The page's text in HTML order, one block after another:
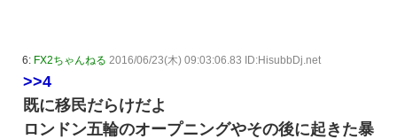
6: FX2ちゃんねる 2016/06/23(木) 09:03:06.83 ID:HisubbDj.net
>>4
既に移民だらけだよ
ロンドン五輪のオープニングやその後に起きた暴